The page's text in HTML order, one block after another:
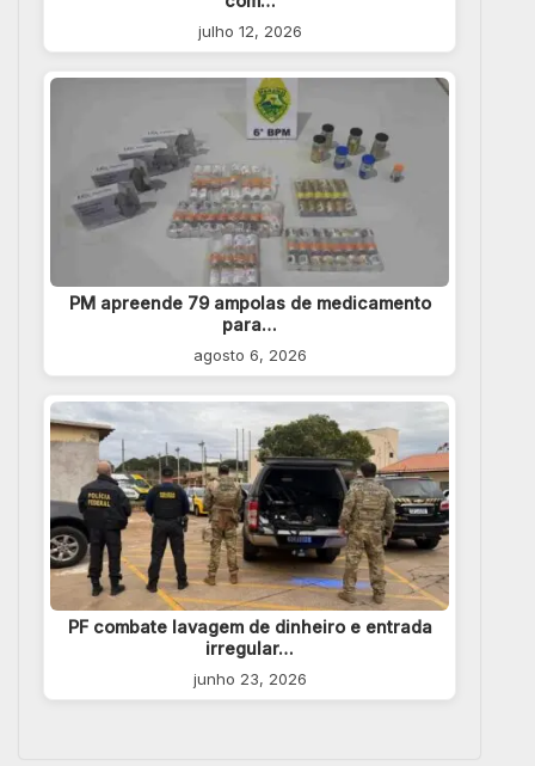
julho 12, 2026
PM apreende 79 ampolas de medicamento
para…
agosto 6, 2026
PF combate lavagem de dinheiro e entrada
irregular…
junho 23, 2026